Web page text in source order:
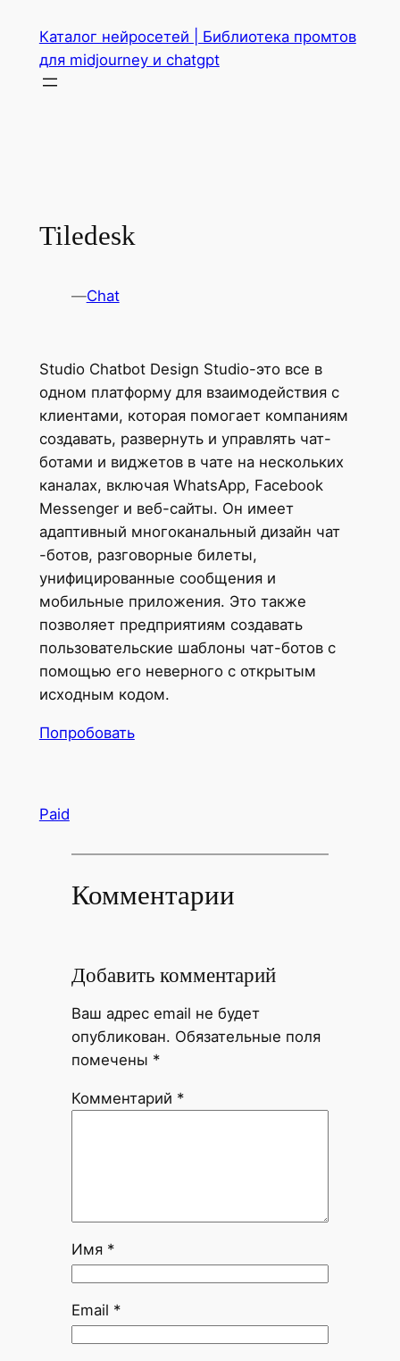
содержимому
Каталог нейросетей | Библиотека промтов
для midjourney и chatgpt
Tiledesk
—Chat
Studio Chatbot Design Studio-это все в
одном платформу для взаимодействия с
клиентами, которая помогает компаниям
создавать, развернуть и управлять чат-
ботами и виджетов в чате на нескольких
каналах, включая WhatsApp, Facebook
Messenger и веб-сайты. Он имеет
адаптивный многоканальный дизайн чат
-ботов, разговорные билеты,
унифицированные сообщения и
мобильные приложения. Это также
позволяет предприятиям создавать
пользовательские шаблоны чат-ботов с
помощью его неверного с открытым
исходным кодом.
Попробовать
Paid
Комментарии
Добавить комментарий
Ваш адрес email не будет
опубликован. Обязательные поля
помечены *
Комментарий *
Имя *
Email *